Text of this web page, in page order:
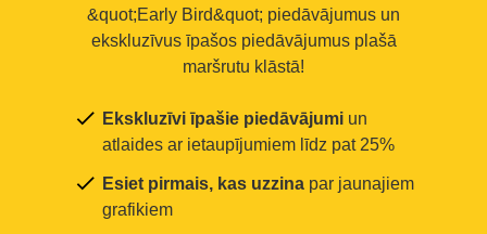
&quot;Early Bird&quot; piedāvājumus un
ekskluzīvus īpašos piedāvājumus plašā
maršrutu klāstā!
Ekskluzīvi īpašie piedāvājumi un
atlaides ar ietaupījumiem līdz pat 25%
Esiet pirmais, kas uzzina par jaunajiem
grafikiem